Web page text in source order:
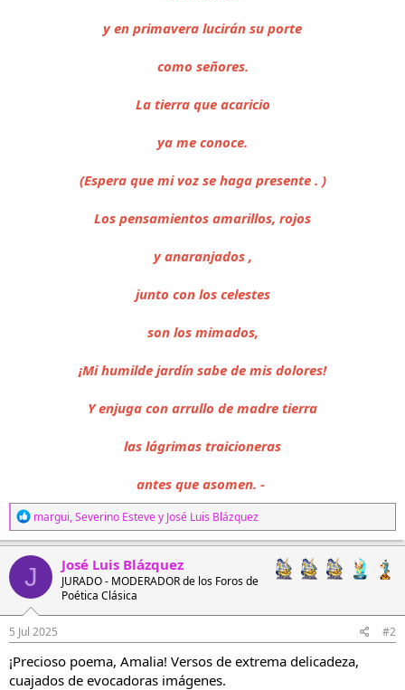
y en primavera lucirán su porte
como señores.
La tierra que acaricio
ya me conoce.
(Espera que mi voz se haga presente . )
Los pensamientos amarillos, rojos
y anaranjados ,
junto con los celestes
son los mimados,
¡Mi humilde jardín sabe de mis dolores!
Y enjuga con arrullo de madre tierra
las lágrimas traicioneras
antes que asomen. -
R
e
a
c
c
i
o
n
e
s
:
margui,Severino Estevey José Luis Blázquez
J José Luis Blázquez
JURADO - MODERADOR de los Foros de
Poética Clásica
5 Jul 2025 #2
¡Precioso poema, Amalia! Versos de extrema delicadeza,
cuajados de evocadoras imágenes.